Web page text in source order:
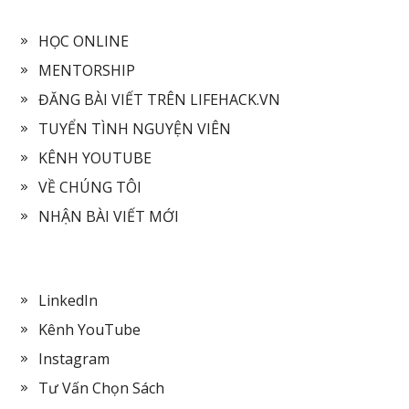
HỌC ONLINE
MENTORSHIP
ĐĂNG BÀI VIẾT TRÊN LIFEHACK.VN
TUYỂN TÌNH NGUYỆN VIÊN
KÊNH YOUTUBE
VỀ CHÚNG TÔI
NHẬN BÀI VIẾT MỚI
LinkedIn
Kênh YouTube
Instagram
Tư Vấn Chọn Sách